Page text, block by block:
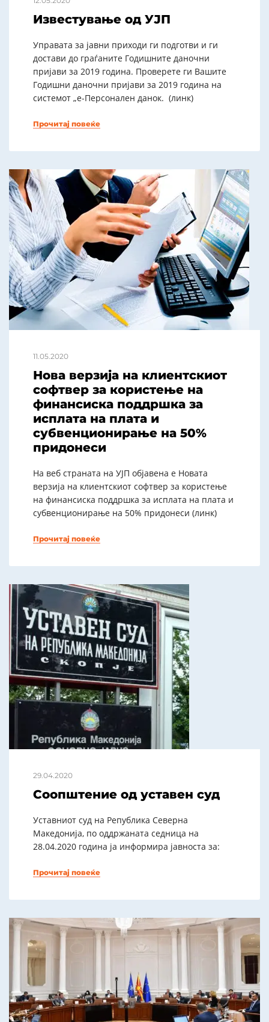
Известување од УЈП
Управата за јавни приходи ги подготви и ги
достави до граѓаните Годишните даночни
пријави за 2019 година. Проверете ги Вашите
Годишни даночни пријави за 2019 година на
системот „е-Персонален данок. (линк)
Прочитај повеќе
11.05.2020
Нова верзија на клиентскиот
софтвер за користење на
финансиска поддршка за
исплата на плата и
субвенционирање на 50%
придонеси
На веб страната на УЈП објавена е Новата
верзија на клиентскиот софтвер за користење
на финансиска поддршка за исплата на плата и
субвенционирање на 50% придонеси (линк)
Прочитај повеќе
29.04.2020
Соопштение од уставен суд
Уставниот суд на Република Северна
Македонија, по оддржаната седница на
28.04.2020 година ја информира јавноста за:
Прочитај повеќе